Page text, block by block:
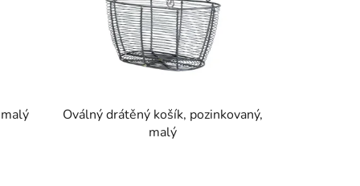
Oválný drátěný košík, pozinkovaný,
malý